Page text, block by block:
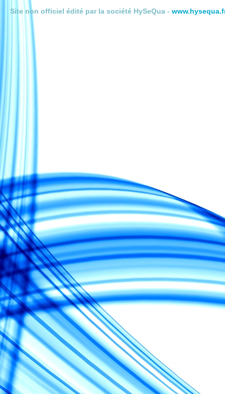
Site non officiel édité par la société HySeQua -